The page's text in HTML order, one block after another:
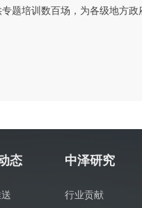
题培训数百场，为各级地方
态 中泽研究
行业贡献